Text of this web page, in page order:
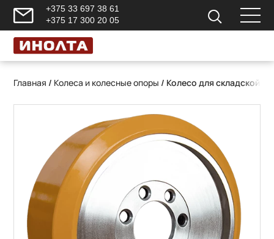
+375 33 697 38 61
+375 17 300 20 05
Главная / Колеса и колесные опоры / Колесо для складской